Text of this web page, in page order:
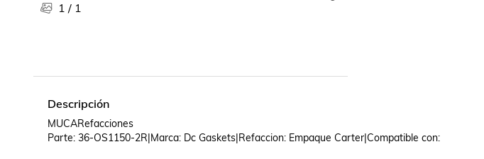
1 / 1
Descripción
MUCARefacciones
Parte: 36-OS1150-2R|Marca: Dc Gaskets|Refaccion: Empaque Carter|Compatible con: